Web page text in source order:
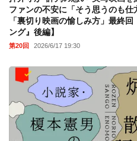
ファンの不安に「そう思うのも
「裏切り映画の愉しみ方」最終
ング』後編】
第20回 2026/6/17 19:30